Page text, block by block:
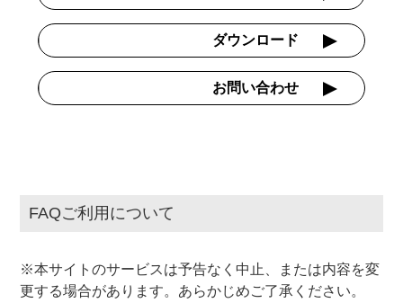
ダウンロード
お問い合わせ
FAQご利用について
※本サイトのサービスは予告なく中止、または内容を変
更する場合があります。あらかじめご了承ください。